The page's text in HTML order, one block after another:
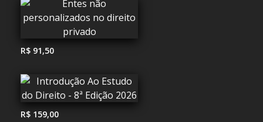
R$ 91,50
R$ 159,00